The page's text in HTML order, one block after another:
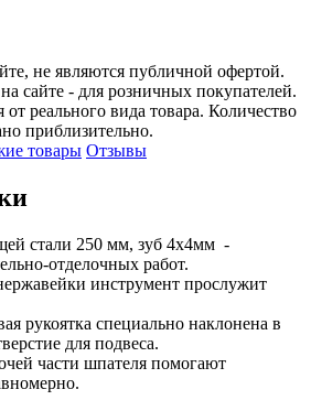
не являются публичной офертой.
сайте - для розничных покупателей.
реального вида товара. Количество
приблизительно.
товары Отзывы
стали 250 мм, зуб 4х4мм  -
отделочных работ.
инструмент прослужит
рукоятка специально наклонена в
для подвеса.
части шпателя помогают